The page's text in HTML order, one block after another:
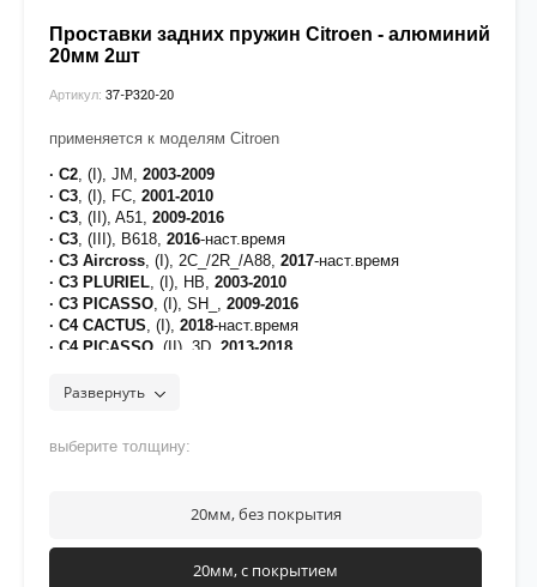
Проставки задних пружин Citroen - алюминий
20мм 2шт
Артикул: 37-P320-20
применяется к моделям Citroen
· C2 , (I), JM,
2003-2009
· C3 , (I), FC, 2001-2010
· C3 , (II), A51, 2009-2016
· C3 , (III), B618, 2016-наст.время
· C3 Aircross , (I), 2C_/2R_/A88, 2017-наст.время
· C3 PLURIEL , (I), HB, 2003-2010
· C3 PICASSO , (I), SH_, 2009-2016
· C4 CACTUS , (I), 2018-наст.время
· C4 PICASSO , (II), 3D, 2013-2018
· C4, (II), B7,2010-2022
· C-ELYSEE, (I), D, 2012
-наст.время
[на проставки нанесено полимерное покрытие для
защиты от воздействия дорожных реагентов]
Развернуть
выберите толщину:
20мм, без покрытия
20мм, с покрытием